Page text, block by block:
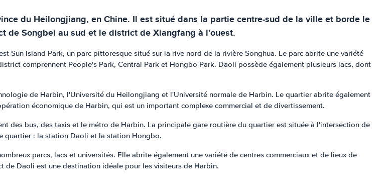
du Heilongjiang, en Chine. Il est situé dans la partie centre-sud de la ville et borde le
Songbei au sud et le district de Xiangfang à l'ouest.
Sun Island Park, un parc pittoresque situé sur la rive nord de la rivière Songhua. Le parc abrite une variété
comprennent People's Park, Central Park et Hongbo Park. Daoli possède également plusieurs lacs, dont
de Harbin, l'Université du Heilongjiang et l'Université normale de Harbin. Le quartier abrite également
économique de Harbin, qui est un important complexe commercial et de divertissement.
des bus, des taxis et le métro de Harbin. La principale gare routière du quartier est située à l'intersection de
quartier : la station Daoli et la station Hongbo.
parcs, lacs et universités. Elle abrite également une variété de centres commerciaux et de lieux de
de Daoli est une destination idéale pour les visiteurs de Harbin.